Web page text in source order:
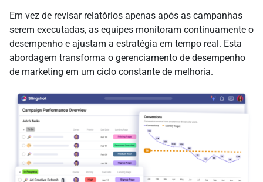
Em vez de revisar relatórios apenas após as campanhas
serem executadas, as equipes monitoram continuamente o
desempenho e ajustam a estratégia em tempo real. Esta
abordagem transforma o gerenciamento de desempenho
de marketing em um ciclo constante de melhoria.